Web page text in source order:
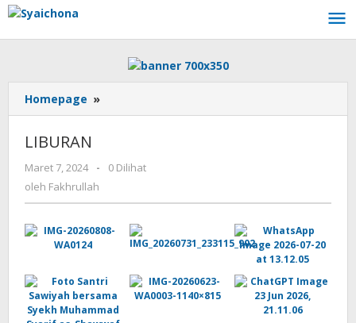
Lewati
konten
Homepage »
LIBURAN
Maret 7, 2024
oleh
-
0 Dilihat
oleh Fakhrullah